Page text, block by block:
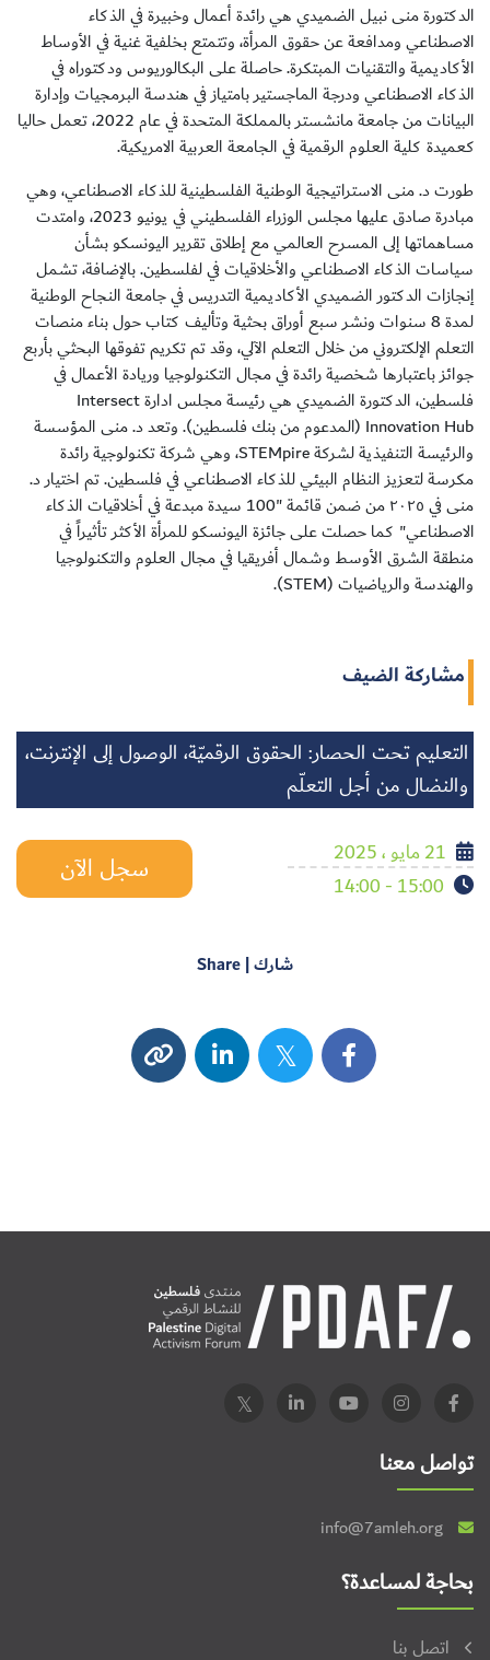
الدكتورة منى نبيل الضميدي هي رائدة أعمال وخبيرة في الذكاء
الاصطناعي ومدافعة عن حقوق المرأة، وتتمتع بخلفية غنية في الأوساط
الأكاديمية والتقنيات المبتكرة. حاصلة على البكالوريوس ودكتوراه في
الذكاء الاصطناعي ودرجة الماجستير بامتياز في هندسة البرمجيات وإدارة
البيانات من جامعة مانشستر بالمملكة المتحدة في عام 2022، تعمل حاليا
كعميدة كلية العلوم الرقمية في الجامعة العربية الامريكية.
طورت د. منى الاستراتيجية الوطنية الفلسطينية للذكاء الاصطناعي، وهي
مبادرة صادق عليها مجلس الوزراء الفلسطيني في يونيو 2023، وامتدت
مساهماتها إلى المسرح العالمي مع إطلاق تقرير اليونسكو بشأن
سياسات الذكاء الاصطناعي والأخلاقيات في لفلسطين. بالإضافة، تشمل
إنجازات الدكتور الضميدي الأكاديمية التدريس في جامعة النجاح الوطنية
لمدة 8 سنوات ونشر سبع أوراق بحثية وتأليف كتاب حول بناء منصات
التعلم الإلكتروني من خلال التعلم الآلي، وقد تم تكريم تفوقها البحثي بأربع
جوائز باعتبارها شخصية رائدة في مجال التكنولوجيا وريادة الأعمال في
فلسطين، الدكتورة الضميدي هي رئيسة مجلس ادارة Intersect
Innovation Hub (المدعوم من بنك فلسطين). وتعد د. منى المؤسسة
والرئيسة التنفيذية لشركة STEMpire، وهي شركة تكنولوجية رائدة
مكرسة لتعزيز النظام البيئي للذكاء الاصطناعي في فلسطين. تم اختيار د.
منى في ٢٠٢٥ من ضمن قائمة "100 سيدة مبدعة في أخلاقيات الذكاء
الاصطناعي" كما حصلت على جائزة اليونسكو للمرأة الأكثر تأثيراً في
منطقة الشرق الأوسط وشمال أفريقيا في مجال العلوم والتكنولوجيا
والهندسة والرياضيات (STEM).
مشاركة الضيف
التعليم تحت الحصار: الحقوق الرقميّة، الوصول إلى الإنترنت،
والنضال من أجل التعلّم
21 مايو ، 2025
15:00 - 14:00
سجل الآن
شارك | Share
تواصل معنا
info@7amleh.org
بحاجة لمساعدة؟
اتصل بنا